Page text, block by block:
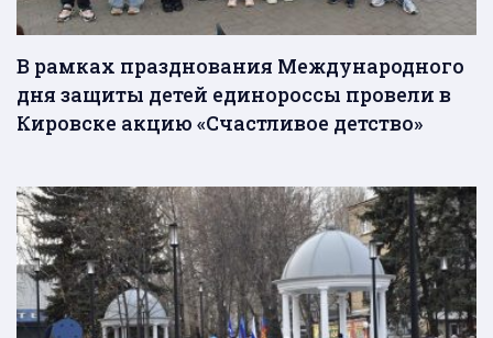
В рамках празднования Международного
дня защиты детей единороссы провели в
Кировске акцию «Счастливое детство»